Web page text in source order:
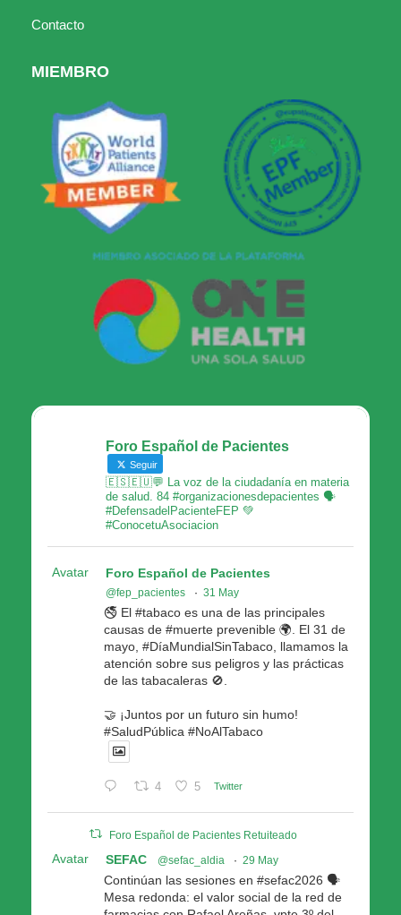
Contacto
MIEMBRO
Foro Español de Pacientes
Seguir
🇪🇸🇪🇺💬 La voz de la ciudadanía en materia
de salud. 84 #organizacionesdepacientes 🗣
#DefensadelPacienteFEP 💚
#ConocetuAsociacion
Avatar Foro Español de Pacientes
@fep_pacientes · 31 May
🚭 El #tabaco es una de las principales
causas de #muerte prevenible 🌍. El 31 de
mayo, #DíaMundialSinTabaco, llamamos la
atención sobre sus peligros y las prácticas
de las tabacaleras 🚫.
🤝 ¡Juntos por un futuro sin humo!
#SaludPública #NoAlTabaco
4 5 Twitter
Foro Español de Pacientes Retuiteado
Avatar SEFAC @sefac_aldia · 29 May
Continúan las sesiones en #sefac2026 🗣️
Mesa redonda: el valor social de la red de